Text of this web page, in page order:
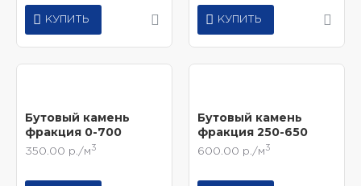
КУПИТЬ КУПИТЬ
Бутовый камень
фракция 0-700
350.00 р./м 3
Бутовый камень
фракция 250-650
600.00 р./м 3